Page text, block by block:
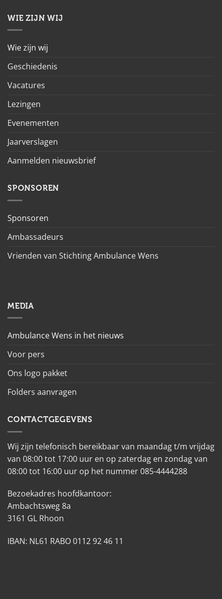
WIE ZIJN WIJ
Wie zijn wij
Geschiedenis
Vacatures
Lezingen
Evenementen
Jaarverslagen
Aanmelden nieuwsbrief
SPONSOREN
Sponsoren
Ambassadeurs
Vrienden van Stichting Ambulance Wens
MEDIA
Ambulance Wens in het nieuws
Voor pers
Ons logo pakket
Folders aanvragen
CONTACTGEGEVENS
Wij zijn telefonisch bereikbaar van maandag t/m vrijdag
van 08:00 tot 17:00 uur en op zaterdag en zondag van
08:00 tot 16:00 uur op het nummer 085-4444288
Bezoekadres hoofdkantoor:
Ambachtsweg 8a
3161 GL Rhoon
IBAN: NL61 RABO 0112 92 46 11